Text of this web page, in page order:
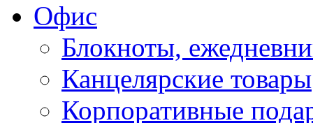
Офис
Блокноты,
Канцелярские товары
Корпоративные